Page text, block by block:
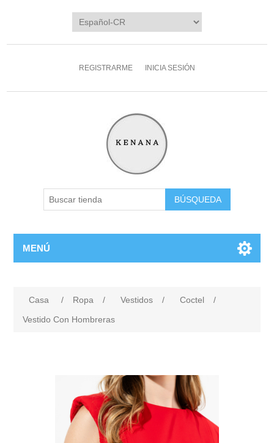
REGISTRARME INICIA SESIÓN
MENÚ
Casa / Ropa / Vestidos / Coctel
/
Vestido Con Hombreras